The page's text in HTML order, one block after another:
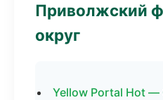
Приволжский
округ
Yellow Portal Hot —